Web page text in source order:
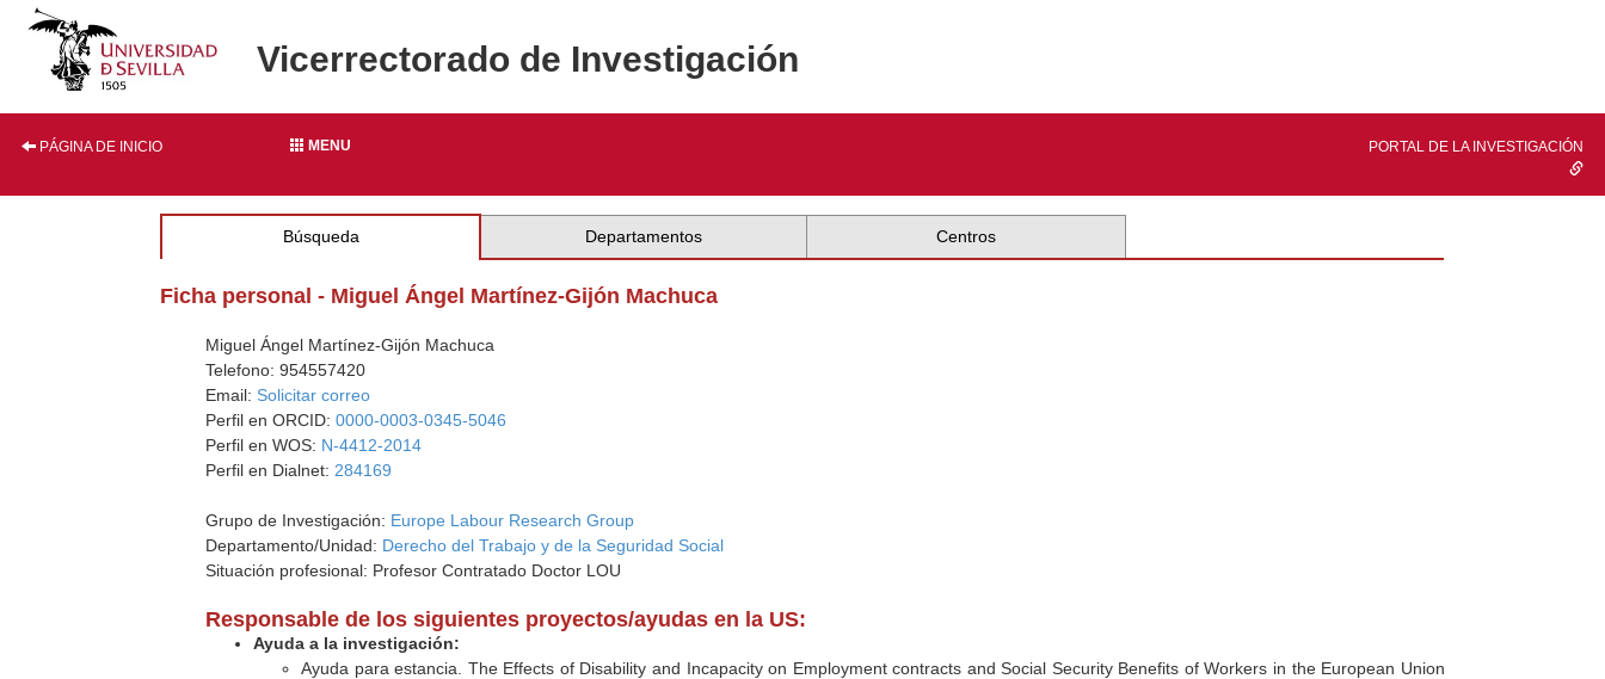
Vicerrectorado de Investigación
PÁGINA DE INICIO MENU PORTAL DE LA INVESTIGACIÓN
Búsqueda Departamentos Centros
Ficha personal - Miguel Ángel Martínez-Gijón Machuca
Miguel Ángel Martínez-Gijón Machuca
Telefono: 954557420
Email: Solicitar correo
Perfil en ORCID:0000-0003-0345-5046
Perfil en WOS: N-4412-2014
Perfil en Dialnet: 284169
Grupo de Investigación: Europe Labour Research Group
Departamento/Unidad: Derecho del Trabajo y de la Seguridad Social
Situación profesional: Profesor Contratado Doctor LOU
Responsable de los siguientes proyectos/ayudas en la US:
Ayuda a la investigación:
Ayuda para estancia. The Effects of Disability and Incapacity on Employment contracts and Social Security Benefits of Workers in the European Union